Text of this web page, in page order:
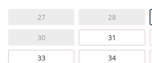
27 28
30 31
33 34